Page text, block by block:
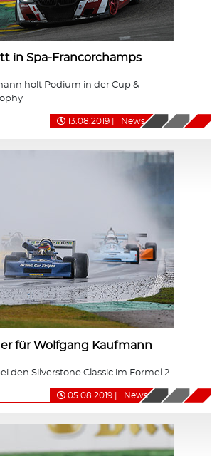
in Spa-Francorchamps
holt Podium in der Cup &
13.08.2019 News
für Wolfgang Kaufmann
den Silverstone Classic im Formel 2
05.08.2019 News